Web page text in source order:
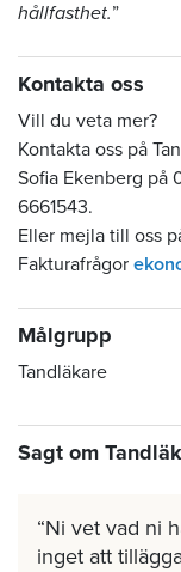
hållfasthet.”
Kontakta oss
Vill du veta mer?
Kontakta oss på
Sofia Ekenberg på
6661543.
Eller mejla till oss
Fakturafrågor
Målgrupp
Tandläkare
Sagt om
Ni vet vad ni
inget att